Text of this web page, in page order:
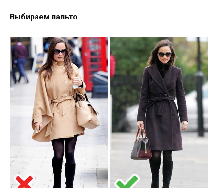
Выбираем пальто